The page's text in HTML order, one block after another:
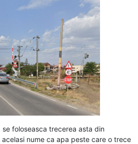
se foloseasca trecerea asta din
nume ca apa peste care o trece